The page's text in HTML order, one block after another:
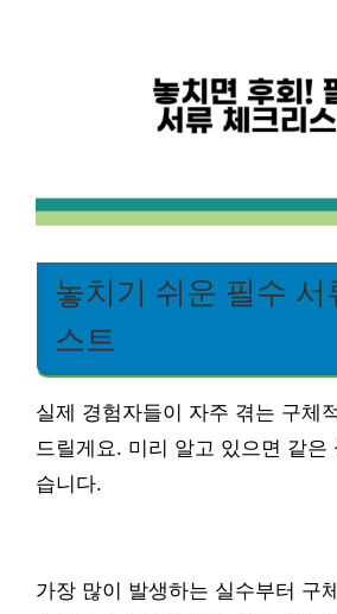
놓치기 쉬운 필수 서
스트
실제 경험자들이 자주 겪는 구체
드릴게요. 미리 알고 있으면 같은
습니다.
가장 많이 발생하는 실수부터 구